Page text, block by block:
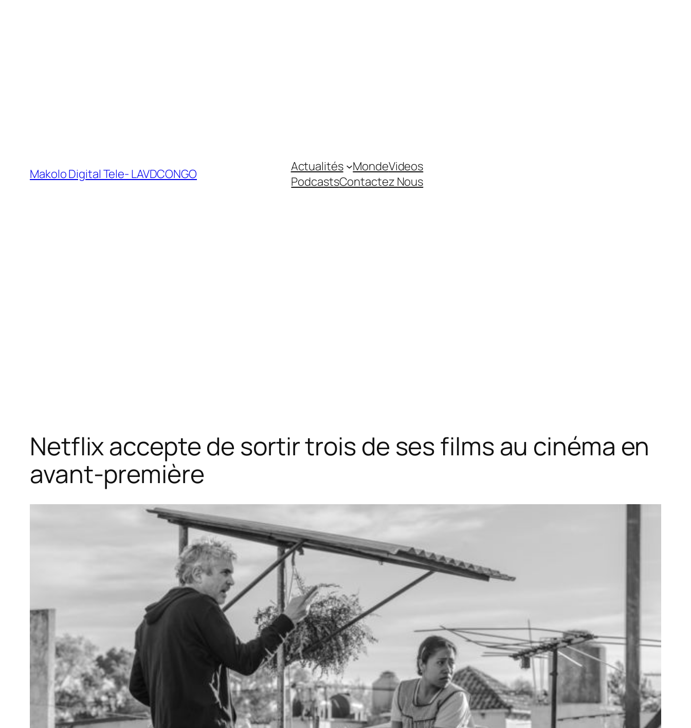
Makolo Digital Tele- LAVDCONGO Actualités MondeVideos
PodcastsContactez Nous
Netflix accepte de sortir trois de ses films au cinéma en
avant-première